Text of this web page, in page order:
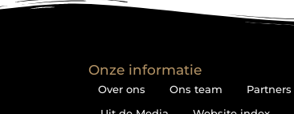
Onze informatie
Over ons Ons team Partners